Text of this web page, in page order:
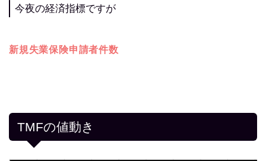
今夜の経済指標ですが
新規失業保険申請者件数
TMFの値動き